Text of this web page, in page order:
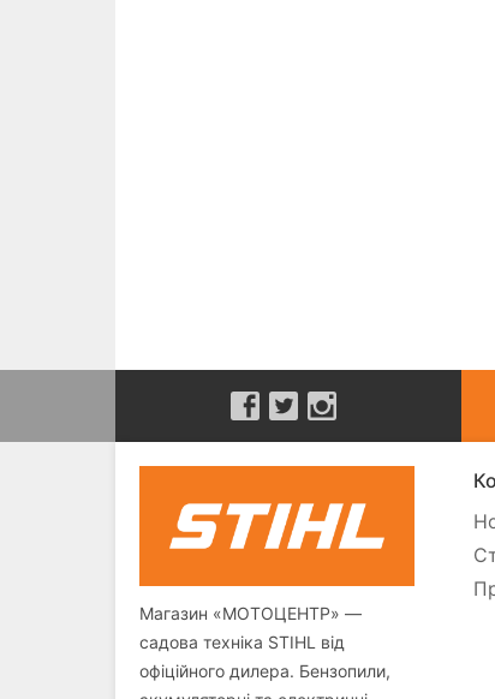
Магазин «МОТОЦЕНТР» —
садова техніка STIHL від
офіційного дилера. Бензопили,